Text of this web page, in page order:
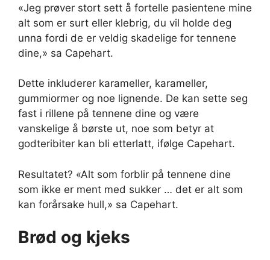
«Jeg prøver stort sett å fortelle pasientene mine
alt som er surt eller klebrig, du vil holde deg
unna fordi de er veldig skadelige for tennene
dine,» sa Capehart.
Dette inkluderer karameller, karameller,
gummiormer og noe lignende. De kan sette seg
fast i rillene på tennene dine og være
vanskelige å børste ut, noe som betyr at
godteribiter kan bli etterlatt, ifølge Capehart.
Resultatet? «Alt som forblir på tennene dine
som ikke er ment med sukker … det er alt som
kan forårsake hull,» sa Capehart.
Brød og kjeks